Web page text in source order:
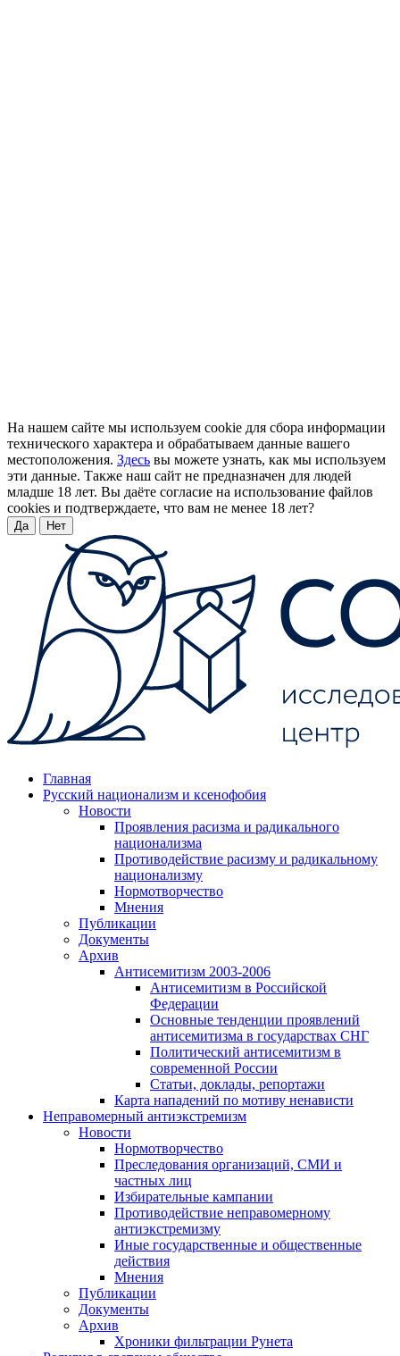
На нашем сайте мы используем cookie для сбора информации
технического характера и обрабатываем данные вашего
местоположения. Здесь вы можете узнать, как мы используем
эти данные. Также наш сайт не предназначен для людей
младше 18 лет. Вы даёте согласие на использование файлов
cookies и подтверждаете, что вам не менее 18 лет?
Да Нет
Главная
Русский национализм и ксенофобия
Новости
Проявления расизма и радикального
национализма
Противодействие расизму и радикальному
национализму
Нормотворчество
Мнения
Публикации
Документы
Архив
Антисемитизм 2003-2006
Антисемитизм в Российской
Федерации
Основные тенденции проявлений
антисемитизма в государствах СНГ
Политический антисемитизм в
современной России
Статьи, доклады, репортажи
Карта нападений по мотиву ненависти
Неправомерный антиэкстремизм
Новости
Нормотворчество
Преследования организаций, СМИ и
частных лиц
Избирательные кампании
Противодействие неправомерному
антиэкстремизму
Иные государственные и общественные
действия
Мнения
Публикации
Документы
Архив
Хроники фильтрации Рунета